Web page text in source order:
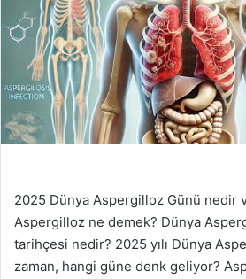
2025 Dünya Aspergilloz Günü nedir
Aspergilloz ne demek? Dünya
tarihçesi nedir? 2025 yılı Dünya
zaman, hangi güne denk geliyor?